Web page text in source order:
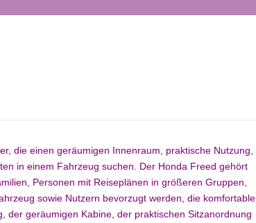
die einen geräumigen Innenraum, praktische Nutzung,
in einem Fahrzeug suchen. Der Honda Freed gehört
Personen mit Reiseplänen in größeren Gruppen,
sowie Nutzern bevorzugt werden, die komfortable
der geräumigen Kabine, der praktischen Sitzanordnung